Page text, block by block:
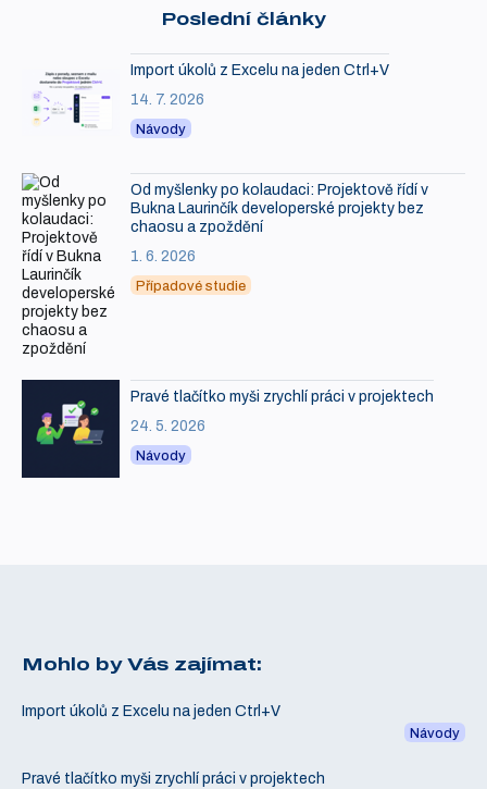
Poslední články
Import úkolů z Excelu na jeden Ctrl+V
14. 7. 2026
Návody
Od myšlenky po kolaudaci: Projektově řídí v
Bukna Laurinčík developerské projekty bez
chaosu a zpoždění
1. 6. 2026
Případové studie
Pravé tlačítko myši zrychlí práci v projektech
24. 5. 2026
Návody
Mohlo by Vás zajímat:
Import úkolů z Excelu na jeden Ctrl+V
Návody
Pravé tlačítko myši zrychlí práci v projektech